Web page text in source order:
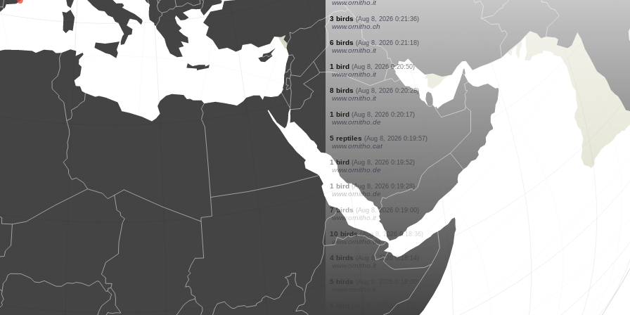
www.ornitho.it
1 bird (Aug 8, 2026 0:24:04)
www.ornitho.it
1 bird (Aug 8, 2026 0:23:50)
www.ornitho.it
1 bird (Aug 8, 2026 0:23:31)
www.ornitho.ch
1 amphibian (Aug 8, 2026 0:23:24)
www.ornitho.ch
15 birds (Aug 8, 2026 0:22:39)
www.ornitho.it
1 bird (Aug 8, 2026 0:22:15)
www.ornitho.it
15 birds (Aug 8, 2026 0:22:00)
www.ornitho.it
3 birds (Aug 8, 2026 0:21:36)
www.ornitho.ch
6 birds (Aug 8, 2026 0:21:18)
www.ornitho.it
1 bird (Aug 8, 2026 0:20:50)
www.ornitho.it
8 birds (Aug 8, 2026 0:20:28)
1 bird
(Aug 8, 2026 0:19:57)